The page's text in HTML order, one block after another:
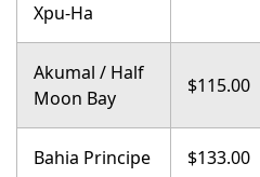
Xpu-Ha
Akumal / Half
Moon Bay
$115.00
Bahia Principe $133.00